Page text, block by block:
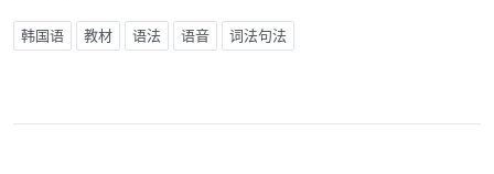
韩国语 教材 语法 语音 词法句法